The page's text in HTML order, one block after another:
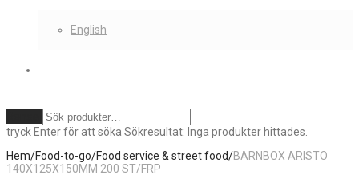
English
tryck Enterför att söka Sökresultat: Inga produkter hittades.
Hem/Food-to-go/Food service & street food/BARNBOX ARISTO
140X125X150MM 200 ST/FRP